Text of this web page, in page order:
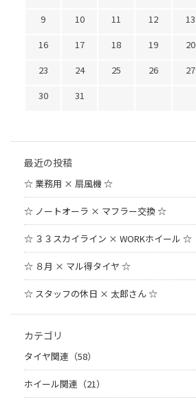
9
10 11 12 13
16
17 18 19 20
23
24 25 26 27
30
31
最近の投稿
☆ 業務用 × 扇風機 ☆
☆ ノートオーラ × マフラー交換 ☆
☆ ３３スカイライン × WORKホイール ☆
☆ ８月 × マル得タイヤ ☆
☆ スタッフの休日 × 太郎さん ☆
カテゴリ
タイヤ関連（58）
ホイール関連（21）